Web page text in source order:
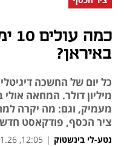
באיראן?
מיליון דולר. המחאה
מעמיק, וגם: מה יקרה
ציר הכסף, פודקאסט
נטע-לי בינשטוק |
12:05, 21.01.26